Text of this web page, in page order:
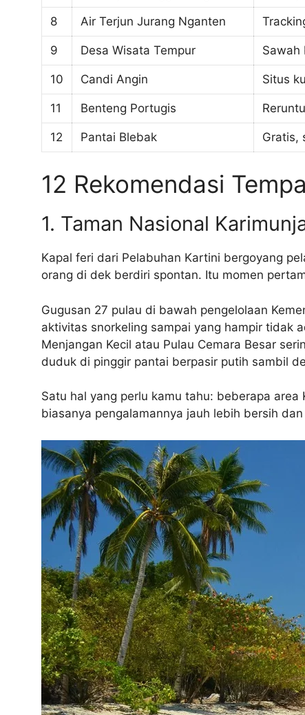
8 Air Terjun Jurang Nganten
9 Desa Wisata Tempur Sawah
10 Candi Angin Situs
11 Benteng Portugis
12 Pantai Blebak Gratis,
12 Rekomendasi
1. Taman Nasional
Kapal feri dari Pelabuhan Kartini bergoyang
orang di dek berdiri spontan. Itu momen
Gugusan 27 pulau di bawah pengelolaan
aktivitas snorkeling sampai yang hampir tidak
Menjangan Kecil atau Pulau Cemara Besar
duduk di pinggir pantai berpasir putih sambil
Satu hal yang perlu kamu tahu: beberapa
biasanya pengalamannya jauh lebih bersih